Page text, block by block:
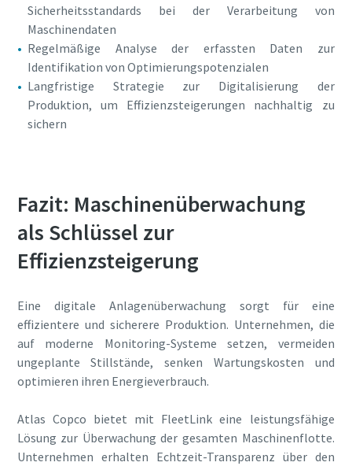
Sicherheitsstandards bei der Verarbeitung von
Maschinendaten
Regelmäßige Analyse der erfassten Daten zur
Identifikation von Optimierungspotenzialen
Langfristige Strategie zur Digitalisierung der
Produktion, um Effizienzsteigerungen nachhaltig zu
sichern
Fazit: Maschinenüberwachung
als Schlüssel zur
Effizienzsteigerung
Eine digitale Anlagenüberwachung sorgt für eine
effizientere und sicherere Produktion. Unternehmen, die
auf moderne Monitoring-Systeme setzen, vermeiden
ungeplante Stillstände, senken Wartungskosten und
optimieren ihren Energieverbrauch.
Atlas Copco bietet mit FleetLink eine leistungsfähige
Lösung zur Überwachung der gesamten Maschinenflotte.
Unternehmen erhalten Echtzeit-Transparenz über den